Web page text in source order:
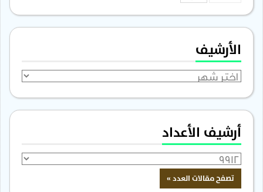
الأرشيف
الأرشيف
أرشيف الأعداد